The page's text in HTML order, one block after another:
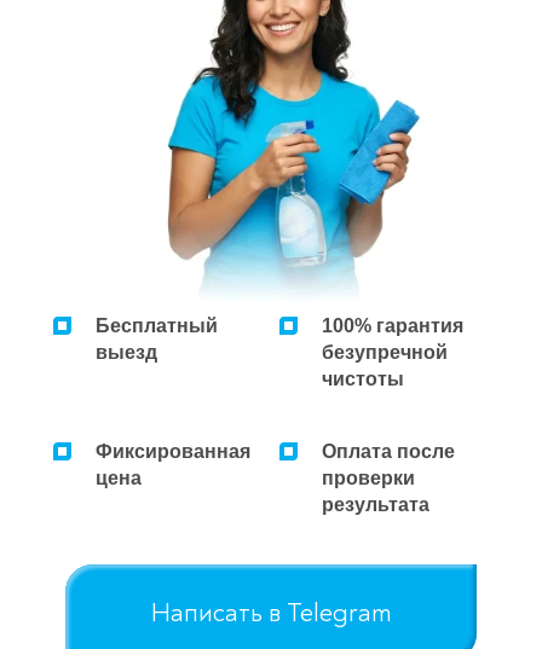
Ремонт микроволновок
Ремонт парогенераторов
Ремонт пылесосов
Бесплатный
выезд
100% гарантия
безупречной
чистоты
Фиксированная
цена
Оплата после
проверки
результата
Написать в Telegram